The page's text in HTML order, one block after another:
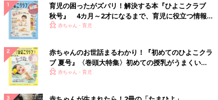
育児の困ったがズバリ！解決する本『ひよこクラブ
秋号』 4カ月～2才になるまで、育児に役立つ情報が
いっぱい！
赤ちゃん・育児
赤ちゃんのお世話まるわかり！『初めてのひよこクラ
ブ 夏号』〈巻頭大特集〉初めての授乳がうまくい
く！ おっぱい・ミルクの基本と夏のトラブル 解決テ
赤ちゃん・育児